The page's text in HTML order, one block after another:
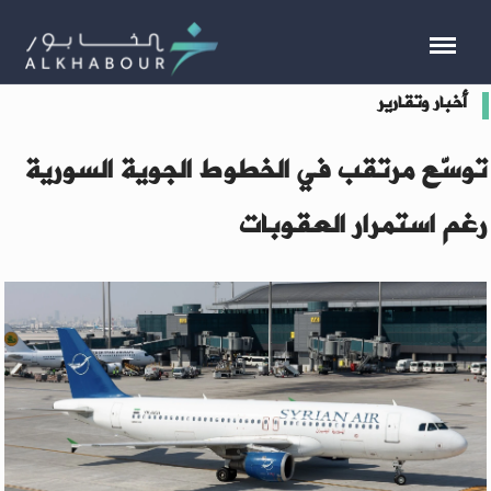
أخبار وتقارير
توسّع مرتقب في الخطوط الجوية السورية
رغم استمرار العقوبات